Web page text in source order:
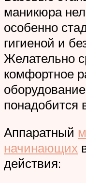
маникюра
особенно
гигиеной и
Желательно
комфортное
понадобится
Аппаратный
начинающих
действия: